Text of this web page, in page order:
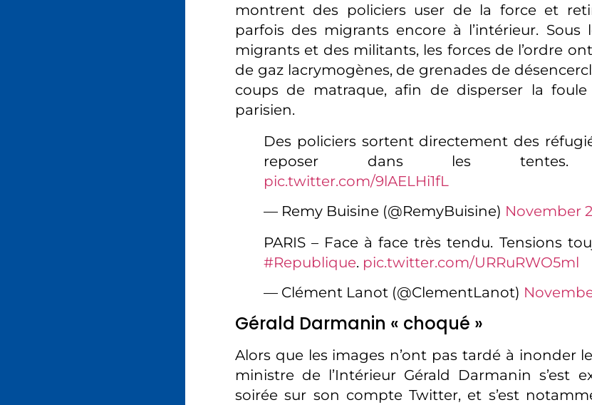
montrent des policiers user de la force et
parfois des migrants encore à l’intérieur. Sous
migrants et des militants, les forces de l’ordre
de gaz lacrymogènes, de grenades de
coups de matraque, afin de disperser la
parisien.
Des policiers sortent directement des
reposer dans les
pic.twitter.com/9lAELHi1fL
— Remy Buisine (@RemyBuisine) November
PARIS – Face à face très tendu. Tensions
#Republique. pic.twitter.com/URRuRWO5ml
— Clément Lanot (@ClementLanot)
Gérald Darmanin « choqué »
Alors que les images n’ont pas tardé à inonder
ministre de l’Intérieur Gérald Darmanin s’est
soirée sur son compte Twitter, et s’est